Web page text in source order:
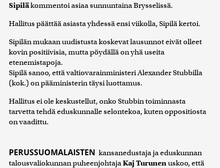
Sipiläkommentoi asiaa sunnuntaina Brysselissä.
Hallitus päättää asiasta yhdessä ensi viikolla, Sipilä kertoi.
Sipilän mukaan uudistusta koskevat lausunnot eivät olleet
kovin positiivisia, mutta pöydällä on yhä useita
etenemistapoja.
Sipilä sanoo, että valtiovarainministeri Alexander Stubbilla
(kok.) on pääministerin täysi luottamus.
Hallitus ei ole keskustellut, onko Stubbin toiminnasta
tarvetta tehdä eduskunnalle selontekoa, kuten oppositiosta
on vaadittu.
PERUSSUOMALAISTEN kansanedustaja ja eduskunnan
talousvaliokunnan puheenjohtajaKaj Turunenuskoo, että